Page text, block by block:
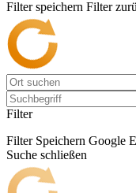
Filter speichern Filter
Filter
Filter Speichern Google
Suche schließen